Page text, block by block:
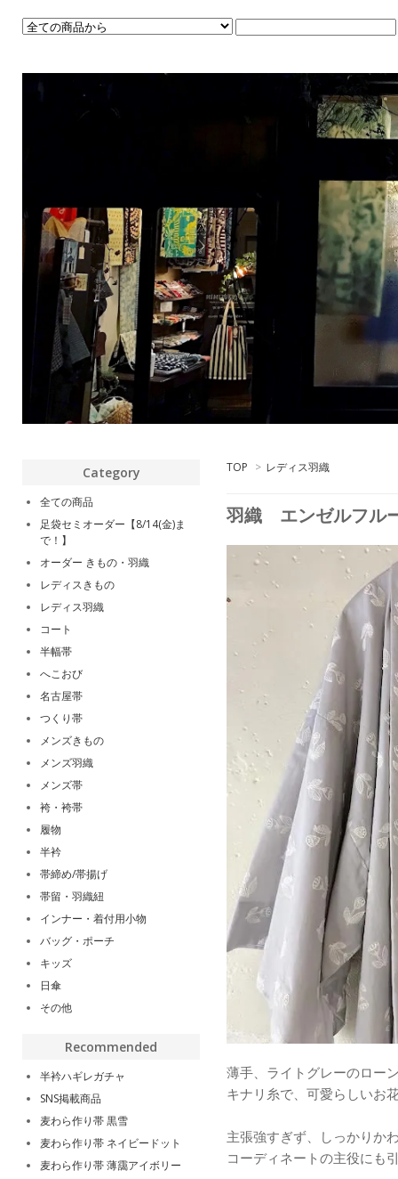
TOP > レディス羽織
羽織 エンゼルフル
薄手、ライトグレーのロー
キナリ糸で、可愛らしいお
主張強すぎず、しっかりか
コーディネートの主役にも
Category
全ての商品
足袋セミオーダー【8/14(金)ま
で！】
オーダー きもの・羽織
レディスきもの
レディス羽織
コート
半幅帯
へこおび
名古屋帯
つくり帯
メンズきもの
メンズ羽織
メンズ帯
袴・袴帯
履物
半衿
帯締め/帯揚げ
帯留・羽織紐
インナー・着付用小物
バッグ・ポーチ
キッズ
日傘
その他
Recommended
半衿ハギレガチャ
SNS掲載商品
麦わら作り帯 黒雪
麦わら作り帯 ネイビードット
麦わら作り帯 薄靄アイボリー